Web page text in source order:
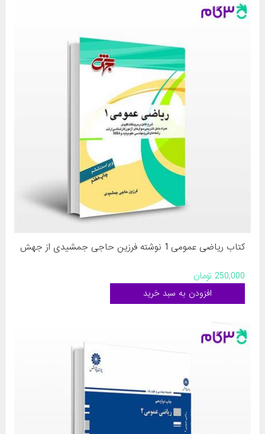
کتاب ریاضی عمومی 1 نوشته فرزین حاجی جمشیدی از جهش
250,000 تومان